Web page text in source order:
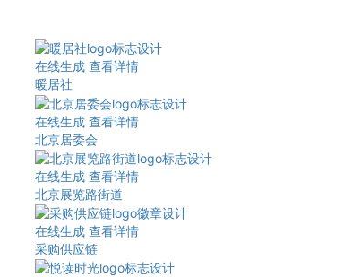
在线生成 查看详情
暖居社
在线生成 查看详情
北京居委会
在线生成 查看详情
北京展览路街道
在线生成 查看详情
采购供应链